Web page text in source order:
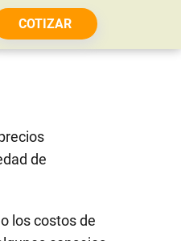
COTIZAR
de
los costos de